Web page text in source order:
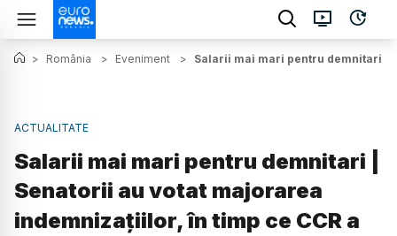
> România > Eveniment > Salarii mai mari pentru demnitari |
ACTUALITATE
Salarii mai mari pentru demnitari |
Senatorii au votat majorarea
indemnizațiilor, în timp ce CCR a